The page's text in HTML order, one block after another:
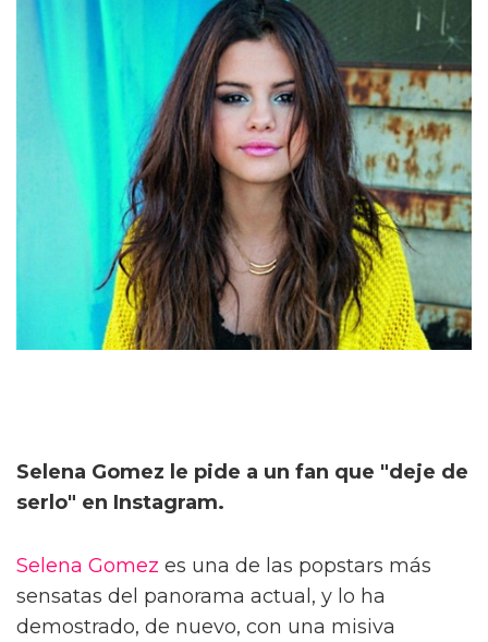
Selena Gomez le pide a un fan que "deje de
serlo" en Instagram.
Selena Gomez es una de las popstars más
sensatas del panorama actual, y lo ha
demostrado, de nuevo, con una misiva